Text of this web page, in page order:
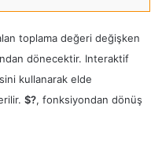
toplama değeri değişken
dönecektir. Interaktif
kullanarak elde
$?, fonksiyondan dönüş